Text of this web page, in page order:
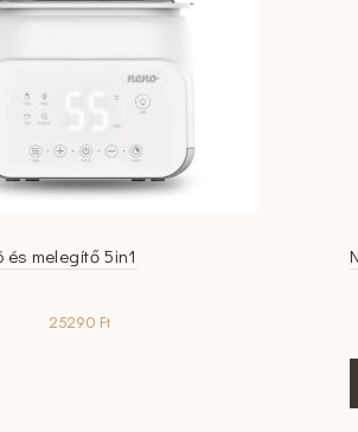
és melegítő 5in1
25290 Ft